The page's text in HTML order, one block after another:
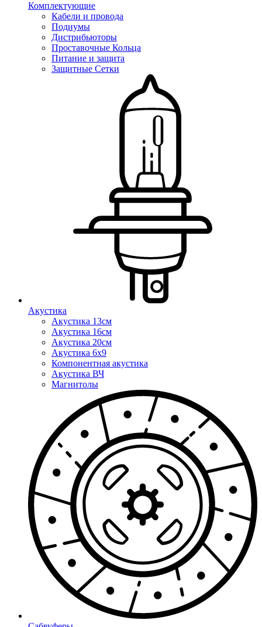
Комплектующие
Кабели и провода
Подиумы
Дистрибьюторы
Проставочные Кольца
Питание и защита
Защитные Сетки
Акустика
Акустика 13см
Акустика 16см
Акустика 20см
Акустика 6x9
Компонентная акустика
Акустика ВЧ
Магнитолы